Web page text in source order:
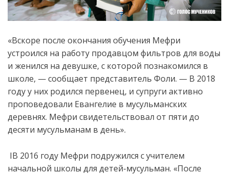
«Вскоре после окончания обучения Мефри
устроился на работу продавцом фильтров для воды
и женился на девушке, с которой познакомился в
школе, — сообщает представитель Фоли. — В 2018
году у них родился первенец, и супруги активно
проповедовали Евангелие в мусульманских
деревнях. Мефри свидетельствовал от пяти до
десяти мусульманам в день».
IВ 2016 году Мефри подружился с учителем
начальной школы для детей-мусульман. «После